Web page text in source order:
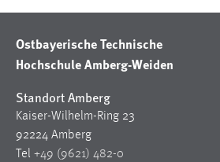
Ostbayerische Technische
Hochschule Amberg-Weiden
Standort Amberg
Kaiser-Wilhelm-Ring 23
92224 Amberg
Tel +49 (9621) 482-0
Statistik Cookies erfassen
Diese Informationen helfen uns zu
Matomo
Name: